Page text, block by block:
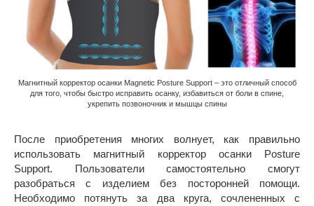
Магнитный корректор осанки Magnetic Posture Support – это отличный способ
для того, чтобы быстро исправить осанку, избавиться от боли в спине,
укрепить позвоночник и мышцы спины
После приобретения многих волнует, как правильно
использовать магнитный корректор осанки Posture
Support. Пользователи самостоятельно смогут
разобраться с изделием без посторонней помощи.
Необходимо потянуть за два круга, сочлененных с